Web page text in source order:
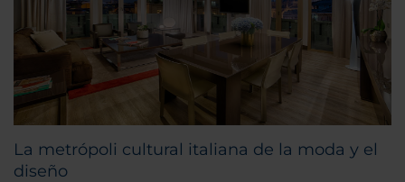
La metrópoli cultural italiana de la moda y el
diseño